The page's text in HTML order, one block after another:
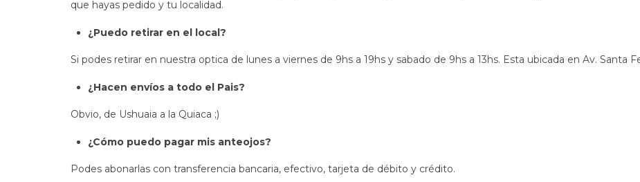
que hayas pedido y tu localidad.
¿Puedo retirar en el local?
Si podes retirar en nuestra optica de lunes a viernes de 9hs a 19hs y sabado de 9hs a 13hs. Esta ubicada en Av. Santa
¿Hacen envíos a todo el Pais?
Obvio, de Ushuaia a la Quiaca ;)
¿Cómo puedo pagar mis anteojos?
Podes abonarlas con transferencia bancaria, efectivo, tarjeta de débito y crédito.